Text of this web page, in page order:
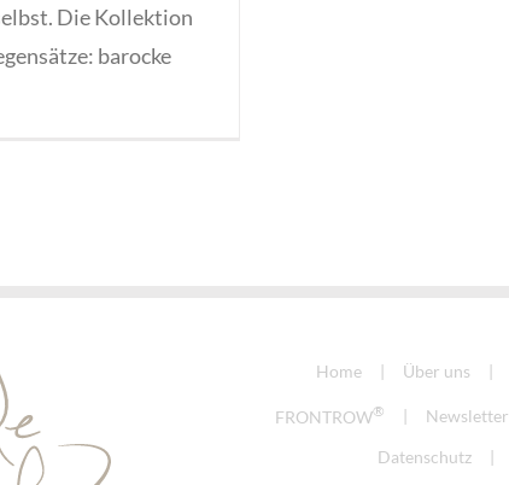
Die Kollektion
barocke
Home Über uns
FRONTROW® Newsletter
Datenschutz